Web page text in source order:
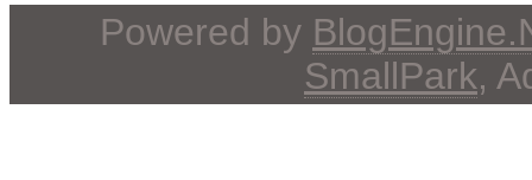
Powered by
SmallPark,